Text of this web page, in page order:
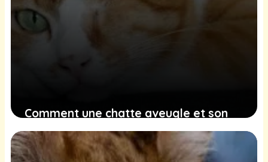
Comment une chatte aveugle et son
adoptante dévouée redéfinissent les
liens d’amour et de confiance